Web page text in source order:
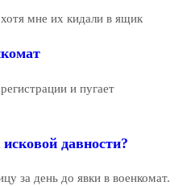
мне их кидали в ящик
и пугает
давности?
за день до явки в военкомат.